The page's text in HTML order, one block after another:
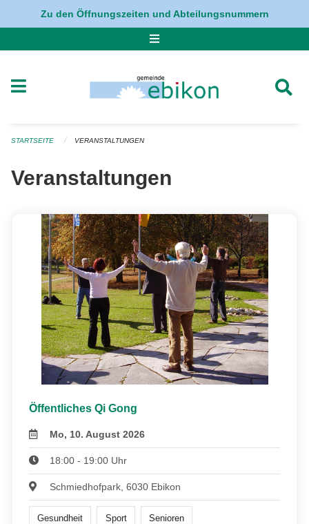
Navigation überspringen
Zu den Öffnungszeiten und Abteilungsnummern
STARTSEITE VERANSTALTUNGEN
Veranstaltungen
Öffentliches Qi Gong
Mo, 10. August 2026
18:00 - 19:00 Uhr
Schmiedhofpark, 6030 Ebikon
Gesundheit Sport Senioren